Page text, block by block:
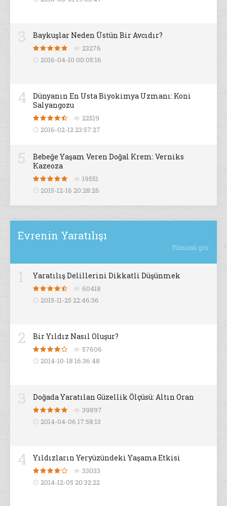
Baykuşlar Neden Üstün Bir Avcıdır?
23276
2016-04-10 00:05:16
4
Dünyanın En Usta Biyokimya Uzmanı: Koni
Salyangozu
22519
2016-02-12 23:57:27
Bebeğe Yaşam Veren Doğal Krem: Verniks
Kazeoza
19551
2015-12-16 20:28:26
Evrenin Yaratılışı
Tümünü gör
Yaratılış Delillerini Dikkatli Düşünmek
60418
2015-11-25 22:46:36
2 Bir Yıldız Nasıl Oluşur?
57606
2014-10-18 16:36:48
Doğada Yaratılan Güzellik Ölçüsü: Altın Oran
39897
2014-04-06 17:58:13
4 Yıldızların Yeryüzündeki Yaşama Etkisi
33033
2014-12-05 20:32:22